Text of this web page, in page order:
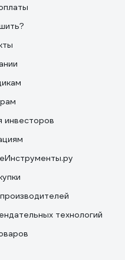
инвесторов
технологий